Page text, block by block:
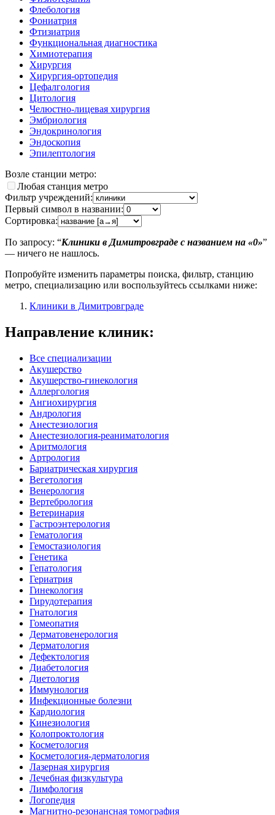
Флебология
Фониатрия
Фтизиатрия
Функциональная диагностика
Химиотерапия
Хирургия
Хирургия-ортопедия
Цефалгология
Цитология
Челюстно-лицевая хирургия
Эмбриология
Эндокринология
Эндоскопия
Эпилептология
Возле станции метро:
Любая станция метро
Фильтр учреждений:
Первый символ в названии:
Сортировка:
По запросу: “Клиники в Димитровграде с названием на «0»”
— ничего не нашлось.
Попробуйте изменить параметры поиска, фильтр, станцию
метро, специализацию или воспользуйтесь ссылками ниже:
Клиники в Димитровграде
Направление клиник:
Все специализации
Акушерство
Акушерство-гинекология
Аллергология
Ангиохирургия
Андрология
Анестезиология
Анестезиология-реаниматология
Аритмология
Артрология
Бариатрическая хирургия
Вегетология
Венерология
Вертебрология
Ветеринария
Гастроэнтерология
Гематология
Гемостазиология
Генетика
Гепатология
Гериатрия
Гинекология
Гирудотерапия
Гнатология
Гомеопатия
Дерматовенерология
Дерматология
Дефектология
Диабетология
Диетология
Иммунология
Инфекционные болезни
Кардиология
Кинезиология
Колопроктология
Косметология
Косметология-дерматология
Лазерная хирургия
Лечебная физкультура
Лимфология
Логопедия
Магнитно-резонансная томография